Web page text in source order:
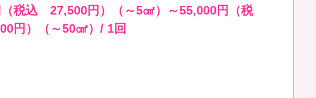
税込 27,500円）（～5㎠）～55,000円（税
円）（～50㎠）/ 1回